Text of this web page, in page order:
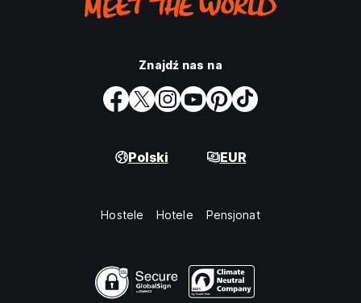
Znajdź nas na
Polski EUR
Hostele Hotele Pensjonat